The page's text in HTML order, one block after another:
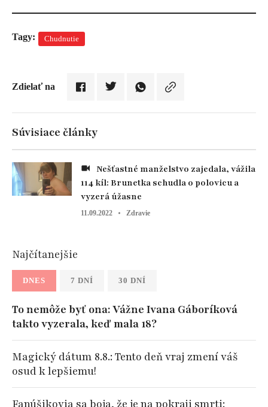
Tagy: Chudnutie
Zdielať na
Súvisiace články
114 kíl: Brunetka schudla o polovicu a
vyzerá úžasne
11.09.2022 Zdravie
Najčítanejšie
DNES 7 DNÍ 30 DNÍ
To nemôže byť ona: Vážne Ivana Gáboríková
takto vyzerala, keď mala 18?
Magický dátum 8.8.: Tento deň vraj zmení váš
osud k lepšiemu!
Fanúšikovia sa boja, že je na pokraji smrti: